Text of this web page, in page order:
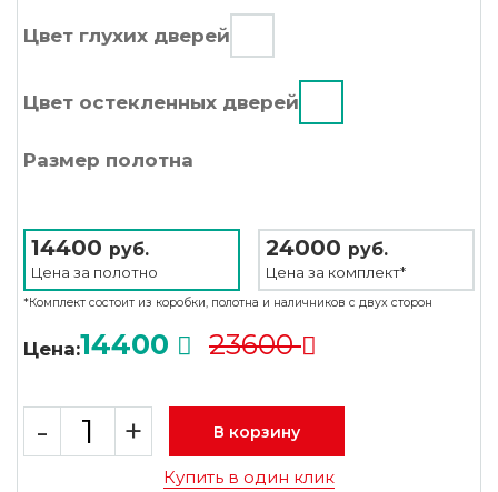
Цвет глухих дверей
Цвет остекленных дверей
Размер полотна
14400 руб.
Цена за полотно
24000 руб.
Цена за комплект*
*Комплект состоит из коробки, полотна и наличников с двух сторон
Цена:14400 23600
- + В корзину
Купить в один клик